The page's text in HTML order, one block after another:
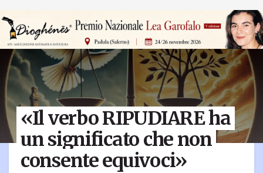
«Il verbo RIPUDIARE ha
un significato che non
consente equivoci»